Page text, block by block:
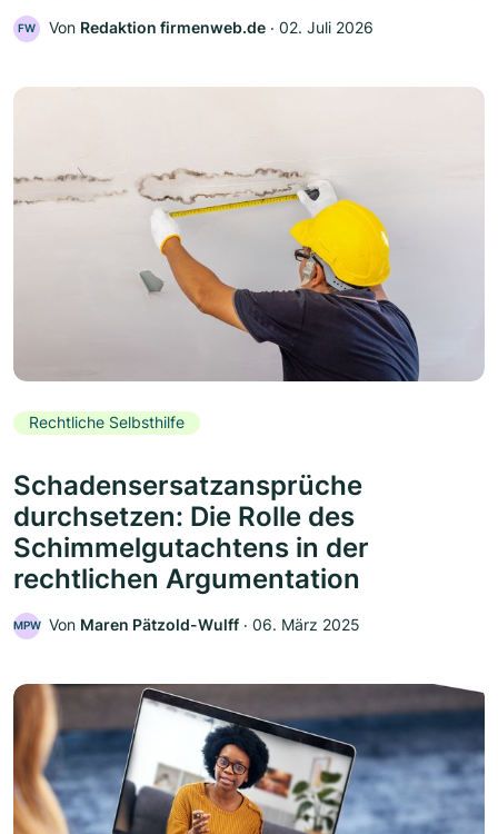
FW Von Redaktion firmenweb.de ‧ 02. Juli 2026
Rechtliche Selbsthilfe
Schadensersatzansprüche
durchsetzen: Die Rolle des
Schimmelgutachtens in der
rechtlichen Argumentation
MPW Von Maren Pätzold-Wulff ‧ 06. März 2025